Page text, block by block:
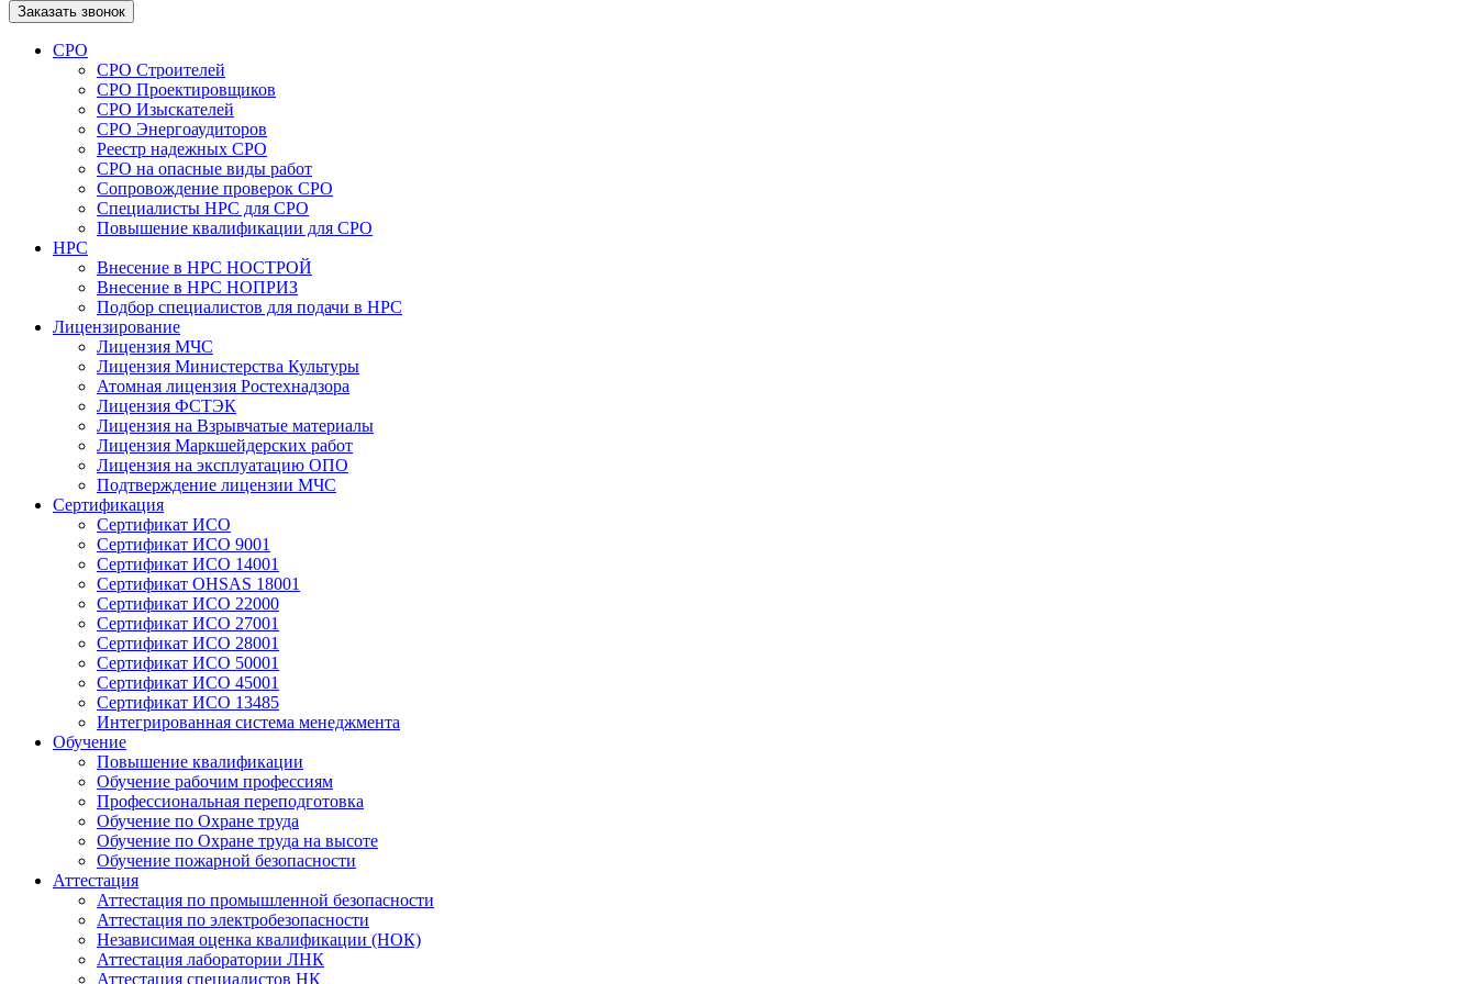
Заказать звонок
СРО
СРО Строителей
СРО Проектировщиков
СРО Изыскателей
СРО Энергоаудиторов
Реестр надежных СРО
СРО на опасные виды работ
Сопровождение проверок СРО
Специалисты НРС для СРО
Повышение квалификации для СРО
НРС
Внесение в НРС НОСТРОЙ
Внесение в НРС НОПРИЗ
Подбор специалистов для подачи в НРС
Лицензирование
Лицензия МЧС
Лицензия Министерства Культуры
Атомная лицензия Ростехнадзора
Лицензия ФСТЭК
Лицензия на Взрывчатые материалы
Лицензия Маркшейдерских работ
Лицензия на эксплуатацию ОПО
Подтверждение лицензии МЧС
Сертификация
Сертификат ИСО
Сертификат ИСО 9001
Сертификат ИСО 14001
Сертификат OHSAS 18001
Сертификат ИСО 22000
Сертификат ИСО 27001
Сертификат ИСО 28001
Сертификат ИСО 50001
Сертификат ИСО 45001
Сертификат ИСО 13485
Интегрированная система менеджмента
Обучение
Повышение квалификации
Обучение рабочим профессиям
Профессиональная переподготовка
Обучение по Охране труда
Обучение по Охране труда на высоте
Обучение пожарной безопасности
Аттестация
Аттестация по промышленной безопасности
Аттестация по электробезопасности
Независимая оценка квалификации (НОК)
Аттестация лаборатории ЛНК
Аттестация специалистов НК